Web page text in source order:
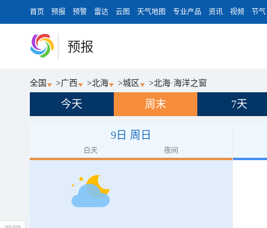
首页 预报 预警 雷达 云图 天气地图 专业产品 资讯 视频 节气
预报
全国 >广西 >北海 >城区 >北海·海洋之窗
今天 周末 7天
9日 周日
白天 夜间